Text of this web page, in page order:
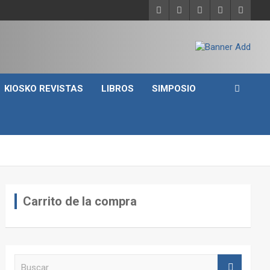
KIOSKO REVISTAS LIBROS SIMPOSIO
Carrito de la compra